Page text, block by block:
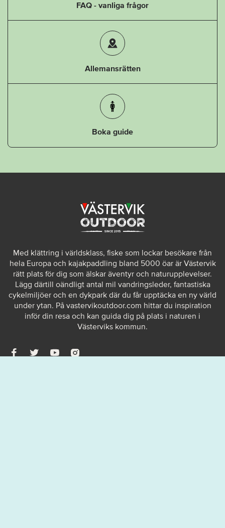
FAQ - vanliga frågor
Allemansrätten
Boka guide
Med klättring i världsklass, fiske som lockar besökare från
hela Europa och kajakpaddling bland 5000 öar är Västervik
rätt plats för dig som älskar äventyr och naturupplevelser.
Lägg därtill oändligt antal mil vandringsleder, fantastiska
cykelmiljöer och en dykpark där du får upptäcka en ny värld
under ytan. På vastervikoutdoor.com hittar du inspiration
inför din resa och kan guida dig på plats i naturen i
Västerviks kommun.